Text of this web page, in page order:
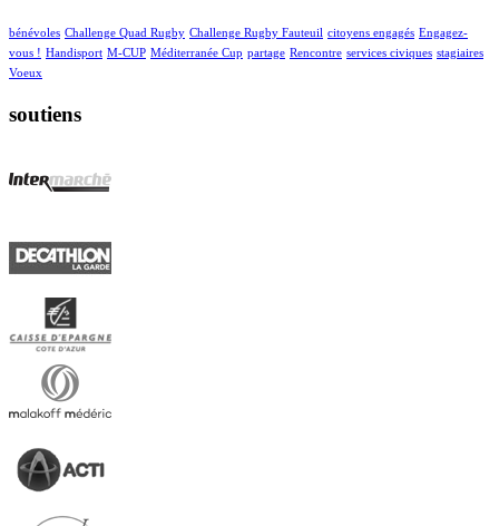
bénévoles Challenge Quad Rugby Challenge Rugby Fauteuil citoyens engagés Engagez-
vous ! Handisport M-CUP Méditerranée Cup partage Rencontre services civiques stagiaires
Voeux
soutiens